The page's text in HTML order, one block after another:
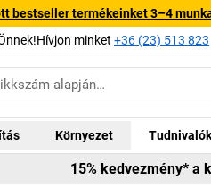
bestseller termékeinket 3–4
minket +36 (23) 513 823
Környezet Tudnivalók
15% kedvezmény* a